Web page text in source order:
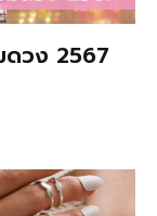
ดวง 2567